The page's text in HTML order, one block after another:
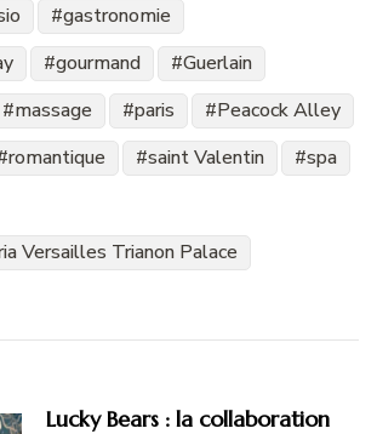
gastronomie
gourmand
Guerlain
massage paris
Peacock Alley
romantique saint Valentin
spa
Versailles Trianon Palace
Lucky Bears : la collaboration